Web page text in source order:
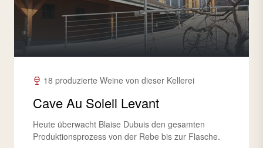
18 produzierte Weine von dieser Kellerei
Cave Au Soleil Levant
Heute überwacht Blaise Dubuis den gesamten
Produktionsprozess von der Rebe bis zur Flasche.